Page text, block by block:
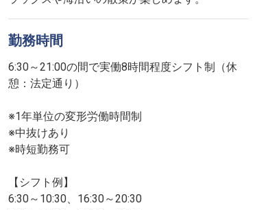
勤務時間
6:30～21:00の間で実働8時間程度シフト制（休
憩：法定通り）
※1年単位の変形労働時間制
※中抜けあり
※時短勤務可
【シフト例】
6:30～10:30、16:30～20:30